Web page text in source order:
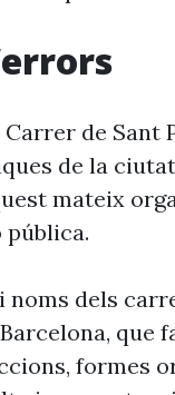
de Sant
de la
mateix
pública.
noms dels
que
formes